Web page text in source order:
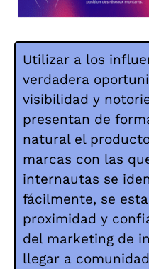
Utilizar a los
verdadera
visibilidad y
presentan de
natural el
marcas con las
internautas se
fácilmente, se
proximidad y
del marketing de
llegar a